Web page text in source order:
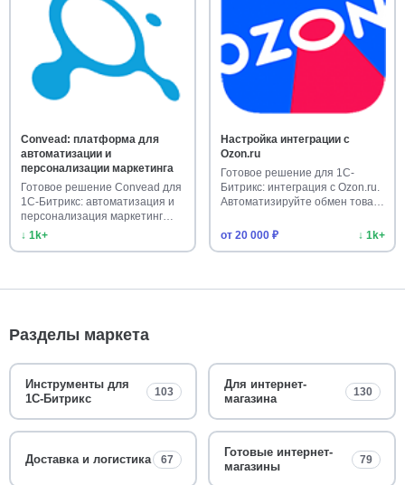
Convead: платформа для
автоматизации и
персонализации маркетинга
Готовое решение Convead для
1С-Битрикс: автоматизация и
персонализация маркетинг…
↓ 1k+
Настройка интеграции с
Ozon.ru
Готовое решение для 1С-
Битрикс: интеграция с Ozon.ru.
Автоматизируйте обмен това…
от 20 000 ₽ ↓ 1k+
Разделы маркета
Инструменты для
1С-Битрикс
103
Для интернет-
магазина
130
Доставка и логистика 67
Готовые интернет-
магазины
79